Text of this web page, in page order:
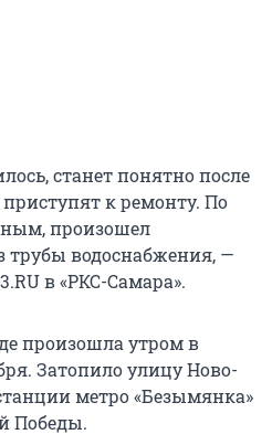
станет понятно после
к ремонту. По
произошел
трубы водоснабжения, —
в «РКС-Самара».
произошла утром в
Затопило улицу Ново-
метро «Безымянка»
Победы.